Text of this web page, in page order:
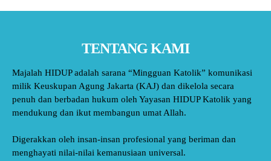
TENTANG KAMI
Majalah HIDUP adalah sarana “Mingguan Katolik” komunikasi
milik Keuskupan Agung Jakarta (KAJ) dan dikelola secara
penuh dan berbadan hukum oleh Yayasan HIDUP Katolik yang
mendukung dan ikut membangun umat Allah.
Digerakkan oleh insan-insan profesional yang beriman dan
menghayati nilai-nilai kemanusiaan universal.